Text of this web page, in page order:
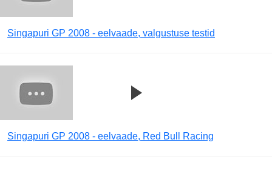
Singapuri GP 2008 - eelvaade, valgustuse testid
Singapuri GP 2008 - eelvaade, Red Bull Racing